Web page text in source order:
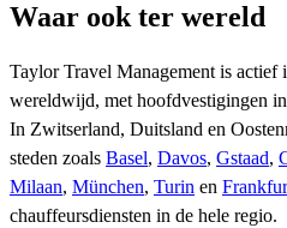
Waar ook ter wereld
Taylor Travel Management is actief
wereldwijd, met hoofdvestigingen in
In Zwitserland, Duitsland en
steden zoals Basel, Davos, Gstaad,
Milaan, München, Turin en
chauffeursdiensten in de hele regio.